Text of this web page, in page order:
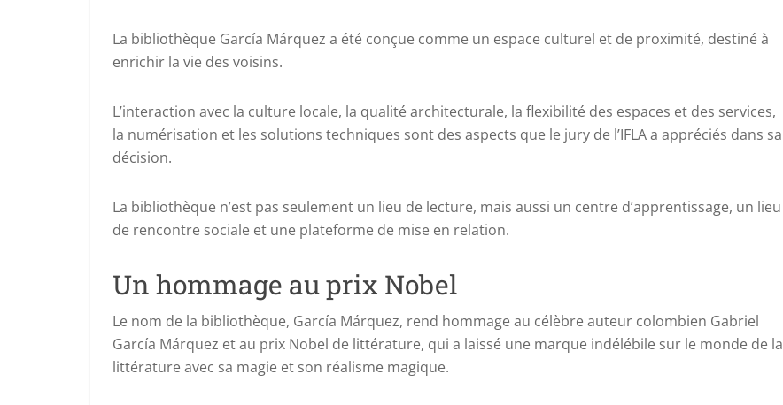
La bibliothèque García Márquez a été conçue comme un espace culturel et de proximité, destiné à
enrichir la vie des voisins.
L’interaction avec la culture locale, la qualité architecturale, la flexibilité des espaces et des services,
la numérisation et les solutions techniques sont des aspects que le jury de l’IFLA a appréciés dans sa
décision.
La bibliothèque n’est pas seulement un lieu de lecture, mais aussi un centre d’apprentissage, un lieu
de rencontre sociale et une plateforme de mise en relation.
Un hommage au prix Nobel
Le nom de la bibliothèque, García Márquez, rend hommage au célèbre auteur colombien Gabriel
García Márquez et au prix Nobel de littérature, qui a laissé une marque indélébile sur le monde de la
littérature avec sa magie et son réalisme magique.